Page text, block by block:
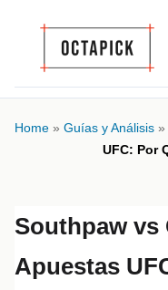
Home» Guías y Análisis»
UFC: Por
Southpaw vs
Apuestas